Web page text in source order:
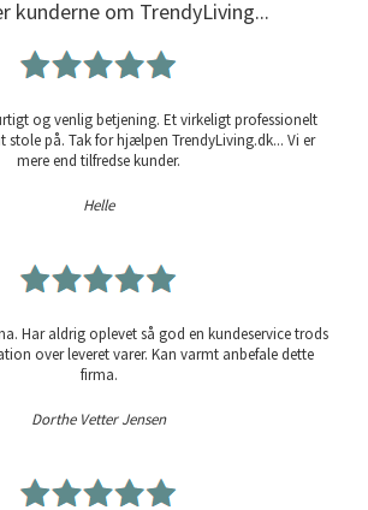
kunderne om TrendyLiving...
og venlig betjening. Et virkeligt professionelt
stole på. Tak for hjælpen TrendyLiving.dk... Vi er
mere end tilfredse kunder.
Helle
Har aldrig oplevet så god en kundeservice trods
over leveret varer. Kan varmt anbefale dette
firma.
Dorthe Vetter Jensen